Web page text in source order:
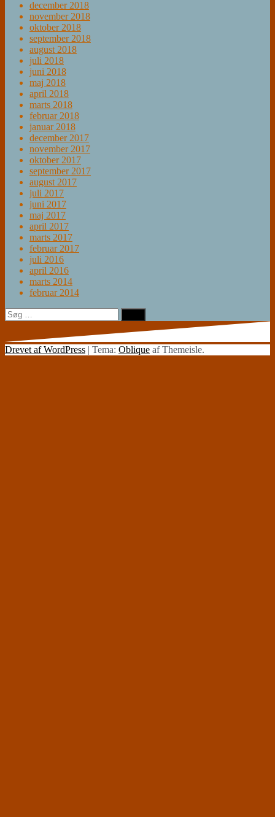
december 2018
november 2018
oktober 2018
september 2018
august 2018
juli 2018
juni 2018
maj 2018
april 2018
marts 2018
februar 2018
januar 2018
december 2017
november 2017
oktober 2017
september 2017
august 2017
juli 2017
juni 2017
maj 2017
april 2017
marts 2017
februar 2017
juli 2016
april 2016
marts 2014
februar 2014
Søg
efter:
Drevet af WordPress | Tema: Oblique af Themeisle.